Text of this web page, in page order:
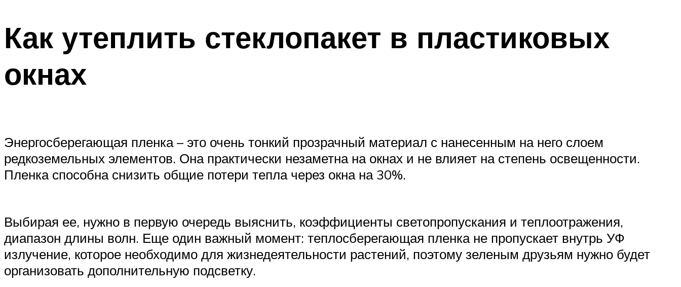
Как утеплить стеклопакет в пластиковых
окнах
Энергосберегающая пленка – это очень тонкий прозрачный материал с нанесенным на него слоем
редкоземельных элементов. Она практически незаметна на окнах и не влияет на степень освещенности.
Пленка способна снизить общие потери тепла через окна на 30%.
Выбирая ее, нужно в первую очередь выяснить, коэффициенты светопропускания и теплоотражения,
диапазон длины волн. Еще один важный момент: теплосберегающая пленка не пропускает внутрь УФ
излучение, которое необходимо для жизнедеятельности растений, поэтому зеленым друзьям нужно будет
организовать дополнительную подсветку.